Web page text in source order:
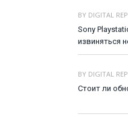
BY DIGITAL
Sony
извиняться
BY DIGITAL
Стоит ли